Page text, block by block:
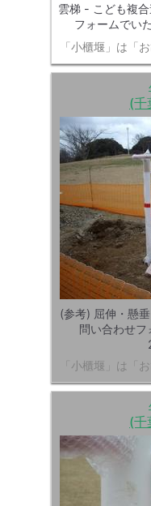
雲梯 - こども複
フォームでい
「小櫃堰」は「
(千
(参考) 屈伸・懸
問い合わせフ
「小櫃堰」は「
(千